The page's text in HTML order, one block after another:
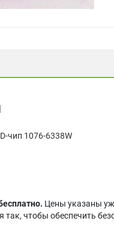
чип 1076-6338W
Цены указаны
чтобы обеспечить